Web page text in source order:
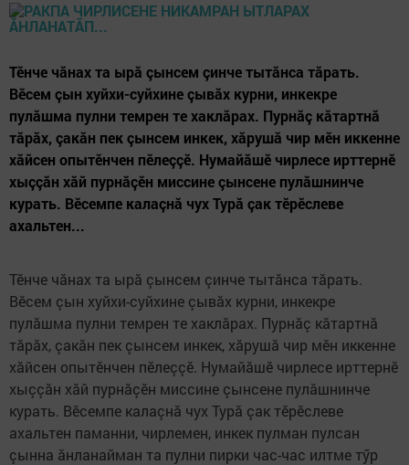
Тӗнче чăнах та ырă çынсем çинче тытăнса тăрать.
Вӗсем çын хуйхи-суйхине çывăх курни, инкекре
пулăшма пулни темрен те хаклăрах. Пурнăç кăтартнă
тăрăх, çакăн пек çынсем инкек, хăрушă чир мӗн иккенне
хăйсен опытӗнчен пӗлеççӗ. Нумайăшӗ чирлесе ирттернӗ
хыççăн хăй пурнăçӗн миссине çынсене пулăшнинче
курать. Вӗсемпе калаçнă чух Турă çак тӗрӗслеве
ахальтен...
Тӗнче чăнах та ырă çынсем çинче тытăнса тăрать.
Вӗсем çын хуйхи-суйхине çывăх курни, инкекре
пулăшма пулни темрен те хаклăрах. Пурнăç кăтартнă
тăрăх, çакăн пек çынсем инкек, хăрушă чир мӗн иккенне
хăйсен опытӗнчен пӗлеççӗ. Нумайăшӗ чирлесе ирттернӗ
хыççăн хăй пурнăçӗн миссине çынсене пулăшнинче
курать. Вӗсемпе калаçнă чух Турă çак тӗрӗслеве
ахальтен паманни, чирлемен, инкек пулман пулсан
çынна ăнланайман та пулни пирки час-час илтме тӳр